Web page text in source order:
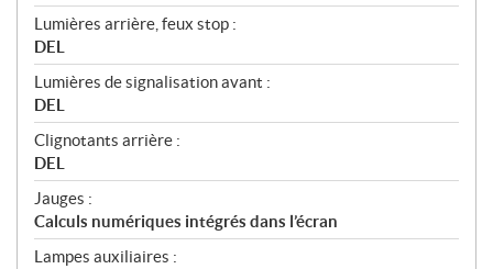
Lumières arrière, feux stop :
DEL
Lumières de signalisation avant :
DEL
Clignotants arrière :
DEL
Jauges :
Calculs numériques intégrés dans l’écran
Lampes auxiliaires :